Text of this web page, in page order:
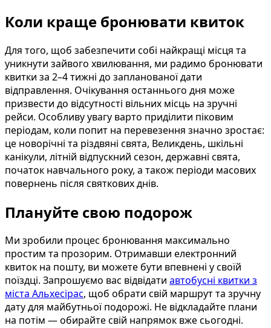
Коли краще бронювати квиток
Для того, щоб забезпечити собі найкращі місця та
уникнути зайвого хвилювання, ми радимо бронювати
квитки за 2–4 тижні до запланованої дати
відправлення. Очікування останнього дня може
призвести до відсутності вільних місць на зручні
рейси. Особливу увагу варто приділити піковим
періодам, коли попит на перевезення значно зростає:
це новорічні та різдвяні свята, Великдень, шкільні
канікули, літній відпускний сезон, державні свята,
початок навчального року, а також періоди масових
повернень після святкових днів.
Плануйте свою подорож
Ми зробили процес бронювання максимально
простим та прозорим. Отримавши електронний
квиток на пошту, ви можете бути впевнені у своїй
поїздці. Запрошуємо вас відвідати автобусні квитки з
міста Альхесірас, щоб обрати свій маршрут та зручну
дату для майбутньої подорожі. Не відкладайте плани
на потім — обирайте свій напрямок вже сьогодні.